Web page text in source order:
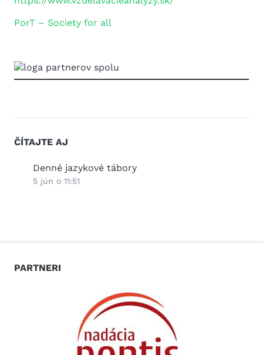
PorT – Society for all
ČÍTAJTE AJ
Denné jazykové tábory
5 jún o 11:51
PARTNERI